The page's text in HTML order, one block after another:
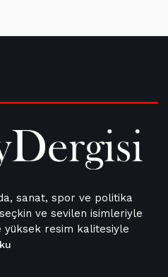
sanat, spor ve politika
ve sevilen isimleriyle
resim kalitesiyle